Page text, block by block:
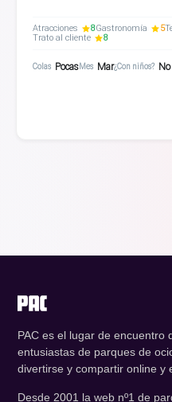
Atracciones 8Gastronomía 5
Trato al cliente
8
Colas PocasMes Mar¿Con niños? No
PAC es el lugar de encuentro
entusiastas de parques de
divertirse y compartir online y
Desde 2001 la web nº1 de